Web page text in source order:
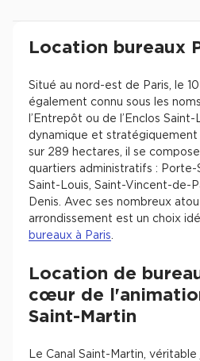
Revenir à l'accueil -
Location bureaux
Situé au nord-est de Paris, le 10
également connu sous les
l’Entrepôt ou de l’Enclos
dynamique et stratégiquement
sur 289 hectares, il se
quartiers administratifs : Porte-
Saint-Louis, Saint-Vincent-de-
Denis. Avec ses nombreux
arrondissement est un choix
bureaux à Paris.
Location de
cœur de
Saint-Martin
Le Canal Saint-Martin, véritable